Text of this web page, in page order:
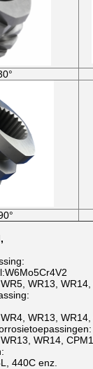
WR13, WR14,
WR13, WR14,
WR14,
440C enz.